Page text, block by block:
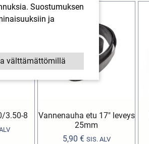
3.50-8
Vannenauha etu 17″ leveys
25mm
5,90 € SIS. ALV
Suostumuksen
ja
välttämättömillä